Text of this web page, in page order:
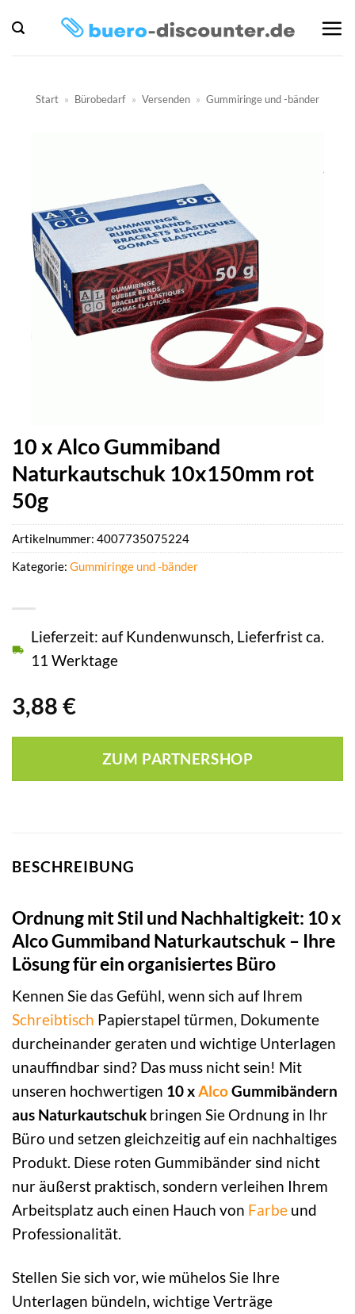
Inhalt
springen
Start » Bürobedarf » Versenden » Gummiringe und -bänder
10 x Alco Gummiband
Naturkautschuk 10x150mm rot
50g
3,88 €
Lieferzeit: auf Kundenwunsch, Lieferfrist ca.
11 Werktage
ZUM PARTNERSHOP
Artikelnummer: 4007735075224
Kategorie: Gummiringe und -bänder
BESCHREIBUNG
Ordnung mit Stil und Nachhaltigkeit: 10 x
Alco Gummiband Naturkautschuk – Ihre
Lösung für ein organisiertes Büro
Kennen Sie das Gefühl, wenn sich auf Ihrem
Schreibtisch Papierstapel türmen, Dokumente
durcheinander geraten und wichtige Unterlagen
unauffindbar sind? Das muss nicht sein! Mit
unseren hochwertigen 10 xAlcoGummibändern
aus Naturkautschuk bringen Sie Ordnung in Ihr
Büro und setzen gleichzeitig auf ein nachhaltiges
Produkt. Diese roten Gummibänder sind nicht
nur äußerst praktisch, sondern verleihen Ihrem
Arbeitsplatz auch einen Hauch von Farbe und
Professionalität.
Stellen Sie sich vor, wie mühelos Sie Ihre
Unterlagen bündeln, wichtige Verträge